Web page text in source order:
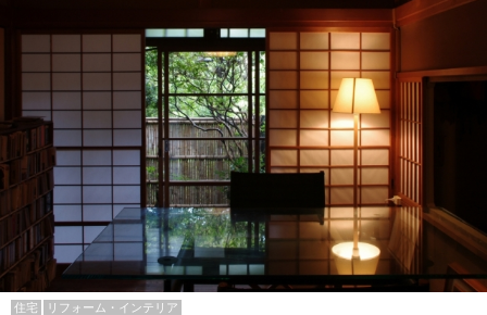
住宅 リフォーム・インテリア